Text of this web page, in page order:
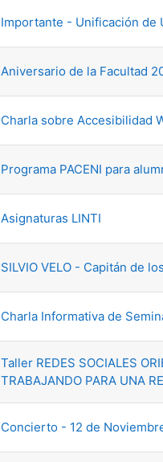
Importante - Unificación de
Aniversario de la Facultad
Charla sobre Accesibilidad
Programa PACENI para
Asignaturas LINTI
SILVIO VELO - Capitán de
Charla Informativa de
Taller REDES SOCIALES
TRABAJANDO PARA UNA
Concierto - 12 de